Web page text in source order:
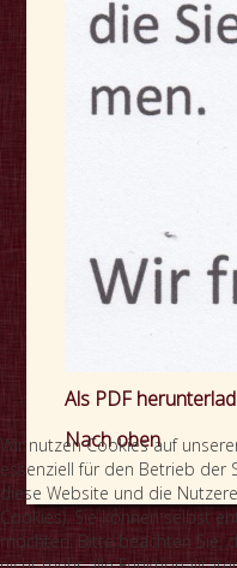
Als PDF
Nach oben
Wir nutzen Cookies auf
essenziell für den Betrieb der
diese Website und die
Cookies). Sie können selbst
möchten. Bitte beachten Sie,